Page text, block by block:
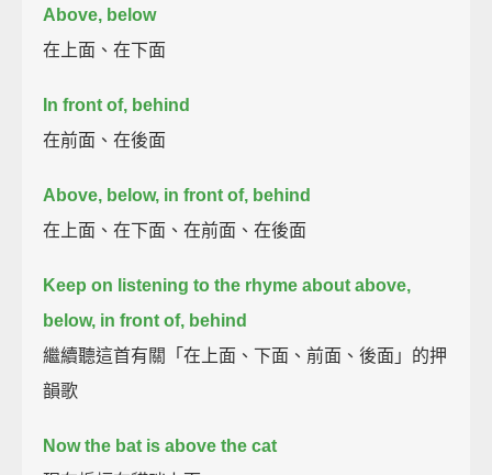
Above, below
在上面、在下面
In front of, behind
在前面、在後面
Above, below, in front of, behind
在上面、在下面、在前面、在後面
Keep on listening to the rhyme about above,
below, in front of, behind
繼續聽這首有關「在上面、下面、前面、後面」的押
韻歌
Now the bat is above the cat